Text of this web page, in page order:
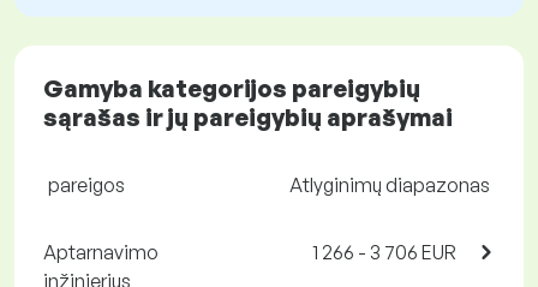
Gamyba kategorijos pareigybių
sąrašas ir jų pareigybių aprašymai
pareigos Atlyginimų diapazonas
Aptarnavimo
inžinierius
1 266 - 3 706 EUR